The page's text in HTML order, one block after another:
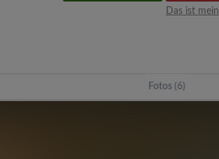
Das ist
Fotos (6)